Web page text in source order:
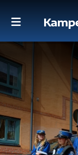
Dirigent
Historie